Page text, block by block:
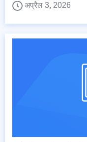
अप्रैल 3, 2026